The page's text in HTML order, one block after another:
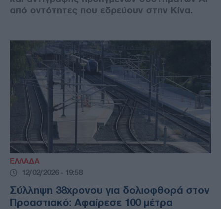
από οντότητες που εδρεύουν στην Κίνα.
ΕΛΛΑΔΑ
12/02/2026 - 19:58
Σύλληψη 38χρονου για δολιοφθορά στον
Προαστιακό: Αφαίρεσε 100 μέτρα